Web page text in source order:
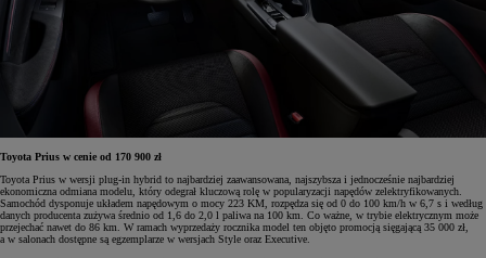
Toyota Prius w cenie od 170 900 zł
Toyota Prius w wersji plug-in hybrid to najbardziej zaawansowana, najszybsza i jednocześnie najbardziej
ekonomiczna odmiana modelu, który odegrał kluczową rolę w popularyzacji napędów zelektryfikowanych.
Samochód dysponuje układem napędowym o mocy 223 KM, rozpędza się od 0 do 100 km/h w 6,7 s i według
danych producenta zużywa średnio od 1,6 do 2,0 l paliwa na 100 km. Co ważne, w trybie elektrycznym może
przejechać nawet do 86 km. W ramach wyprzedaży rocznika model ten objęto promocją sięgającą 35 000 zł,
a w salonach dostępne są egzemplarze w wersjach Style oraz Executive.